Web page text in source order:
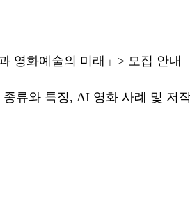
영화예술의 미래」> 모집 안내
류와 특징, AI 영화 사례 및 저